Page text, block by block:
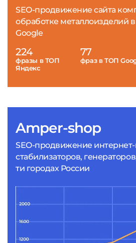
Amper-shop
SEO-продвижение
стабилизаторов,
ти городах России
SEO-продвижение сайта
обработке металлоизделий
Google
224
фразы в ТОП
Яндекс
77
фраз в ТОП